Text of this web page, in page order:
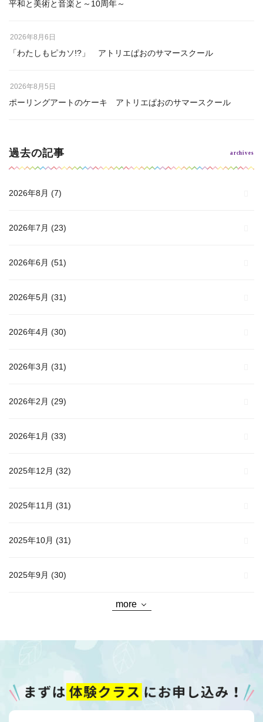
平和と美術と音楽と～10周年～
「わたしもピカソ!?」 アトリエぱおのサマースクール
2026年8月6日
ポーリングアートのケーキ アトリエぱおのサマースクール
2026年8月5日
過去の記事
2026年8月 (7)
2026年7月 (23)
2026年6月 (51)
2026年5月 (31)
2026年4月 (30)
2026年3月 (31)
2026年2月 (29)
2026年1月 (33)
2025年12月 (32)
2025年11月 (31)
2025年10月 (31)
2025年9月 (30)
more